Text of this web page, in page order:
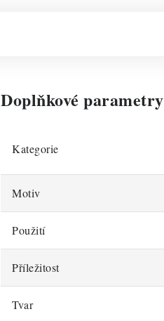
Doplňkové parametry
Kategorie
Motiv
Použití
Příležitost
Tvar